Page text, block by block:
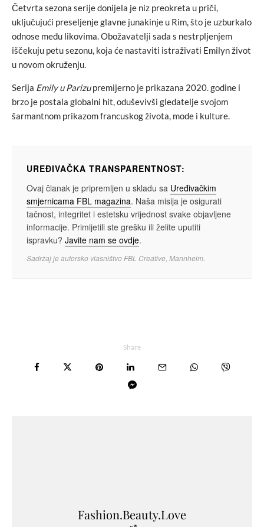
Četvrta sezona serije donijela je niz preokreta u priči,
uključujući preseljenje glavne junakinje u Rim, što je uzburkalo
odnose među likovima. Obožavatelji sada s nestrpljenjem
iščekuju petu sezonu, koja će nastaviti istraživati Emilyn život
u novom okruženju.
Serija Emily u Parizupremijerno je prikazana 2020. godine i
brzo je postala globalni hit, oduševivši gledatelje svojom
šarmantnom prikazom francuskog života, mode i kulture.
UREĐIVAČKA TRANSPARENTNOST:
Ovaj članak je pripremljen u skladu sa Uređivačkim
smjernicama FBL magazina. Naša misija je osigurati
tačnost, integritet i estetsku vrijednost svake objavljene
informacije. Primijetili ste grešku ili želite uputiti
ispravku? Javite nam se ovdje.
Sadržaj je autorsko vlasništvo FBL Creative, Mannheim.
Share
Fashion.Beauty.Love